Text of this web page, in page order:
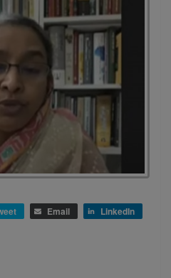
Email
LinkedIn